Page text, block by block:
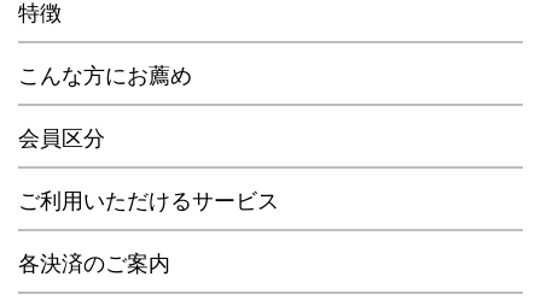
特徴
こんな方にお薦め
会員区分
ご利用いただけるサービス
各決済のご案内